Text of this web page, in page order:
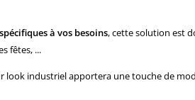
à vos besoins, cette solution est
fêtes, ...
look industriel apportera une touche de